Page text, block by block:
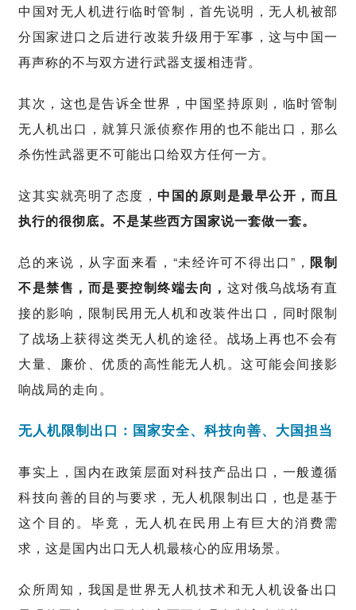
中国对无人机进行临时管制，首先说明，无人机被部
分国家进口之后进行改装升级用于军事，这与中国一
再声称的不与双方进行武器支援相违背。
其次，这也是告诉全世界，中国坚持原则，临时管制
无人机出口，就算只派侦察作用的也不能出口，那么
杀伤性武器更不可能出口给双方任何一方。
这其实就亮明了态度， 中国的原则是最早公开，而且
执行的很彻底。不是某些西方国家说一套做一套。
总的来说，从字面来看，“未经许可不得出口”， 限制
不是禁售，而是要控制终端去向， 这对俄乌战场有直
接的影响，限制民用无人机和改装件出口，同时限制
了战场上获得这类无人机的途径。战场上再也不会有
大量、廉价、优质的高性能无人机。这可能会间接影
响战局的走向。
无人机限制出口：国家安全、科技向善、大国担当
事实上，国内在政策层面对科技产品出口，一般遵循
科技向善的目的与要求，无人机限制出口，也是基于
这个目的。毕竟，无人机在民用上有巨大的消费需
求，这是国内出口无人机最核心的应用场景。
众所周知，我国是世界无人机技术和无人机设备出口